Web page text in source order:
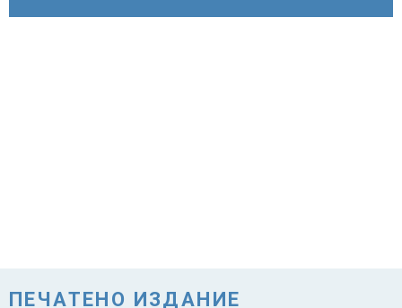
ПЕЧАТЕНО ИЗДАНИЕ